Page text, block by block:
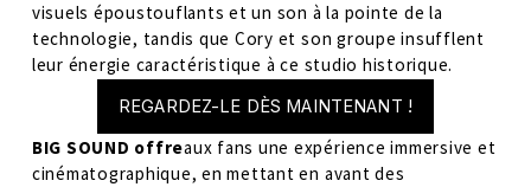
visuels époustouflants et un son à la pointe de la
technologie, tandis que Cory et son groupe insufflent
leur énergie caractéristique à ce studio historique.
REGARDEZ-LE DÈS MAINTENANT !
BIG SOUND offreaux fans une expérience immersive et
cinématographique, en mettant en avant des